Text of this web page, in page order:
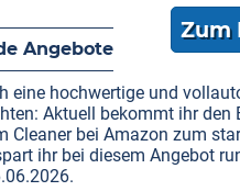
Zum
Angebote
eine hochwertige und
Aktuell bekommt ihr den
Cleaner bei Amazon zum
ihr bei diesem Angebot